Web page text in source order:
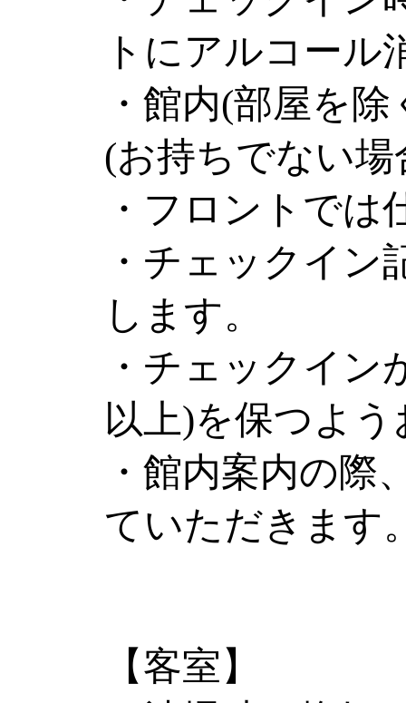
トにアルコール
・館内(部屋を
(お持ちでない
・フロントで
・チェックイ
します。
・チェックイン
以上)を保つよ
・館内案内の際
ていただきます
【客室】